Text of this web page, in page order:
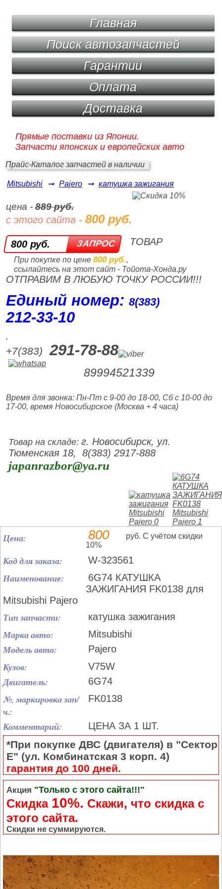
Главная
Поиск автозапчастей
Гарантии
Оплата
Доставка
Прямые поставки из Японии.
Запчасти японских и европейских авто
Прайс-Каталог запчастей в наличии
Mitsubishi ➞ Pajero ➞ катушка зажигания
цена -889 руб.
с этого сайта -800 руб.
800 руб.
При покупке по цене 800 руб.,
ссылайтесь на этот сайт - Тойота-Хонда.ру
ТОВАР
ОТПРАВИМ В ЛЮБУЮ ТОЧКУ РОССИИ!!!
Единый номер:8(383)
212‑33‑10
,
+7(383) 291-78-88
89994521339
Время для звонка: Пн-Пт с 9-00 до 18-00, Сб с 10-00 до
17-00, время Новосибирское (Москва + 4 часа)
Товар на складе:г. Новосибирск, ул.
Тюменская 18, 8(383) 2917-888
japanrazbor@ya.ru
Цена: 800
руб. С учётом скидки
10%
Код для заказа: W-323561
Наименование:
6G74 КАТУШКА
ЗАЖИГАНИЯ FK0138 для
Mitsubishi Pajero
Тип запчасти: катушка зажигания
Марка авто: Mitsubishi
Модель авто: Pajero
Кузов: V75W
Двигатель: 6G74
№, маркировка зап/
ч.:
FK0138
Комментарий: ЦЕНА ЗА 1 ШТ.
*При покупке ДВС (двигателя) в "Сектор
Е" (ул. Комбинатская 3 корп. 4)
гарантия до 100 дней.
Акция "Только с этого сайта!!!"
Скидка 10%. Cкажи, что скидка с
этого сайта.
Скидки не суммируются.